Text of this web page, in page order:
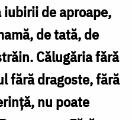
iubirii de aproape,
de tată, de
Călugăria fără
fără dragoste, fără
nu poate